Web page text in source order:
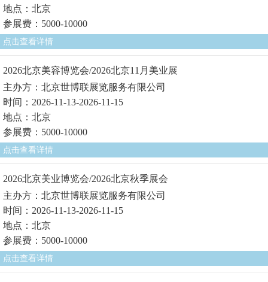
地点：北京
参展费：5000-10000
点击查看详情
2026北京美容博览会/2026北京11月美业展
主办方：北京世博联展览服务有限公司
时间：2026-11-13-2026-11-15
地点：北京
参展费：5000-10000
点击查看详情
2026北京美业博览会/2026北京秋季展会
主办方：北京世博联展览服务有限公司
时间：2026-11-13-2026-11-15
地点：北京
参展费：5000-10000
点击查看详情